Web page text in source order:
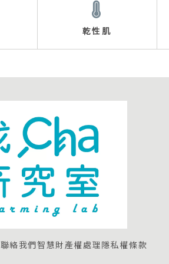
乾性肌
聯絡我們智慧財產權處理隱私權條款